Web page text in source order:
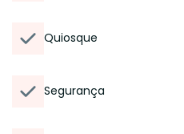
Quiosque
Segurança